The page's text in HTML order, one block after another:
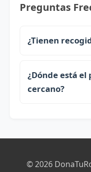
Preguntas
¿Tienen
¿Dónde está
cercano?
© 2026